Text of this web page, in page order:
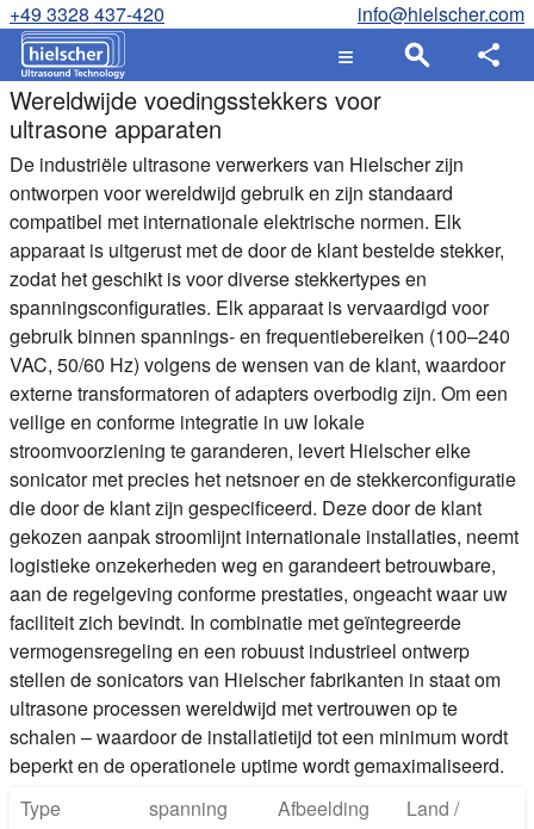
+49 3328 437-420 info@hielscher.com
Wereldwijde voedingsstekkers voor
ultrasone apparaten
De industriële ultrasone verwerkers van Hielscher zijn
ontworpen voor wereldwijd gebruik en zijn standaard
compatibel met internationale elektrische normen. Elk
apparaat is uitgerust met de door de klant bestelde stekker,
zodat het geschikt is voor diverse stekkertypes en
spanningsconfiguraties. Elk apparaat is vervaardigd voor
gebruik binnen spannings- en frequentiebereiken (100–240
VAC, 50/60 Hz) volgens de wensen van de klant, waardoor
externe transformatoren of adapters overbodig zijn. Om een
veilige en conforme integratie in uw lokale
stroomvoorziening te garanderen, levert Hielscher elke
sonicator met precies het netsnoer en de stekkerconfiguratie
die door de klant zijn gespecificeerd. Deze door de klant
gekozen aanpak stroomlijnt internationale installaties, neemt
logistieke onzekerheden weg en garandeert betrouwbare,
aan de regelgeving conforme prestaties, ongeacht waar uw
faciliteit zich bevindt. In combinatie met geïntegreerde
vermogensregeling en een robuust industrieel ontwerp
stellen de sonicators van Hielscher fabrikanten in staat om
ultrasone processen wereldwijd met vertrouwen op te
schalen – waardoor de installatietijd tot een minimum wordt
beperkt en de operationele uptime wordt gemaximaliseerd.
Type
spanning Afbeelding
Land /